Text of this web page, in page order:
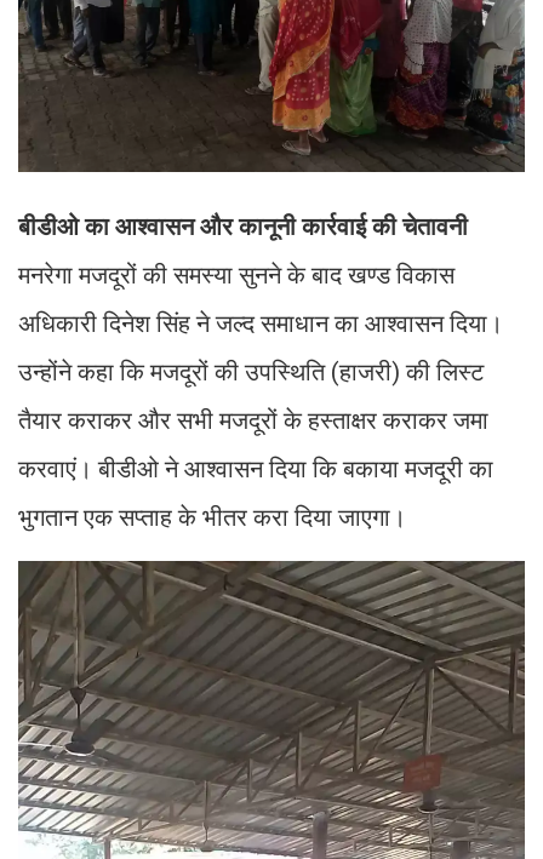
बीडीओ का आश्वासन और कानूनी कार्रवाई की चेतावनी
मनरेगा मजदूरों की समस्या सुनने के बाद खण्ड विकास
अधिकारी दिनेश सिंह ने जल्द समाधान का आश्वासन दिया।
उन्होंने कहा कि मजदूरों की उपस्थिति (हाजरी) की लिस्ट
तैयार कराकर और सभी मजदूरों के हस्ताक्षर कराकर जमा
करवाएं। बीडीओ ने आश्वासन दिया कि बकाया मजदूरी का
भुगतान एक सप्ताह के भीतर करा दिया जाएगा।